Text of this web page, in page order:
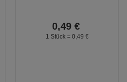
0,49 €
1 Stück = 0, 49 €